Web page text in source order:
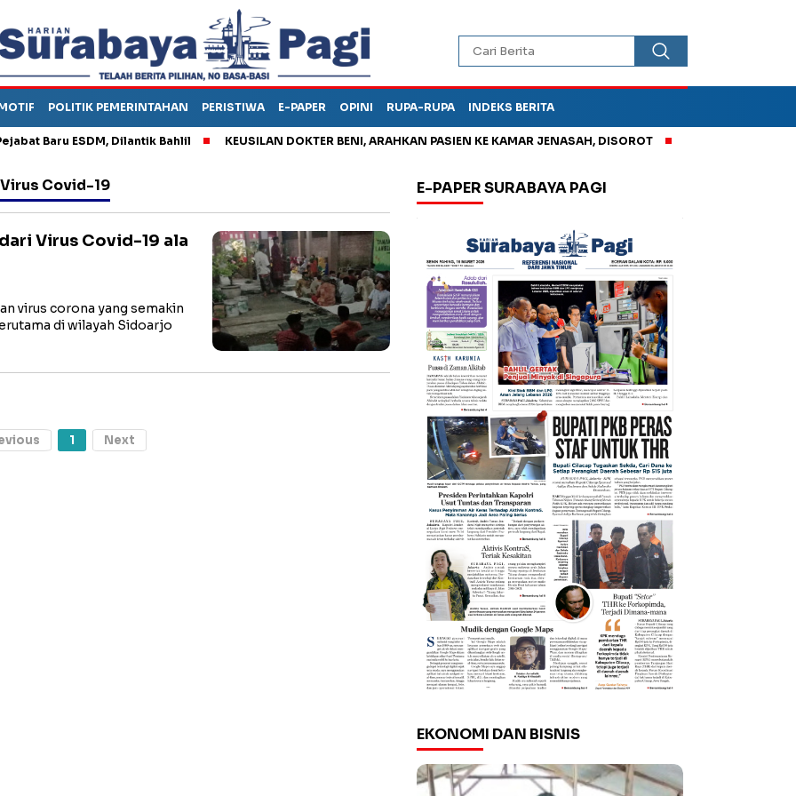
POLITIK PEMERINTAHAN PERISTIWA E-PAPER OPINI RUPA-RUPA INDEKS BERITA
Baru ESDM, Dilantik Bahlil KEUSILAN DOKTER BENI, ARAHKAN PASIEN KE KAMAR JENASAH, DISOROT Korupsi Tunjangan
Covid-19
Virus Covid-19 ala
virus corona yang semakin
di wilayah Sidoarjo
1 Next
E-PAPER SURABAYA PAGI
EKONOMI DAN BISNIS